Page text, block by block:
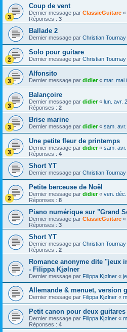
Coup de vent
Dernier message par ClassicGuitare «
Réponses : 3
Ballade 2
Dernier message par Christian Tournay
Solo pour guitare
Dernier message par Christian Tournay
Alfonsito
Dernier message par didier« mar. mai
Balançoire
Dernier message par didier« lun. avr.
Réponses : 2
Brise marine
Dernier message par didier« sam.
Une petite fleur de printemps
Dernier message par didier« sam.
Réponses : 4
Short YT
Dernier message par Christian Tournay
Petite berceuse de Noël
Dernier message par didier« ven.
Réponses : 8
Piano numérique sur "Grand
Dernier message par ClassicGuitare «
Réponses : 3
Short YT
Dernier message par Christian Tournay
Réponses : 2
Romance anonyme dite "jeux
- Filippa Kjølner
Dernier message par Filippa Kjølner «
Allemande & menuet, version
Dernier message par Filippa Kjølner «
Petit canon pour deux
Dernier message par Filippa Kjølner «
Réponses : 4